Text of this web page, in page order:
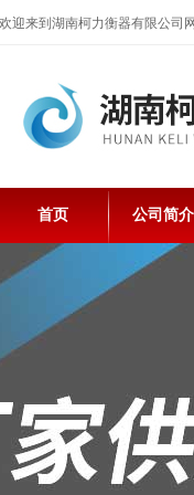
欢迎来到湖南柯力衡器有限公司
首页 公司简介